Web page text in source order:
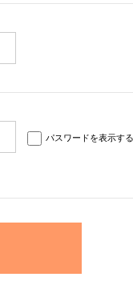
パスワードを表示する